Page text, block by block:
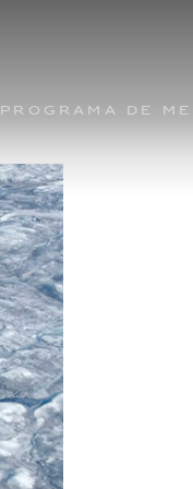
Programa de